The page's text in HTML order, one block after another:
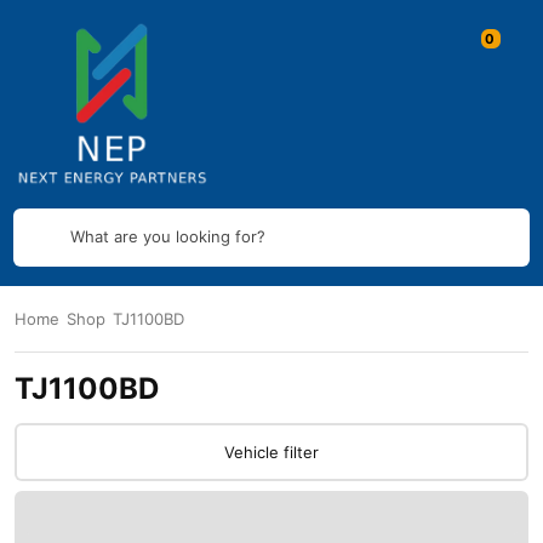
What are you looking for?
Home Shop TJ1100BD
TJ1100BD
Vehicle filter